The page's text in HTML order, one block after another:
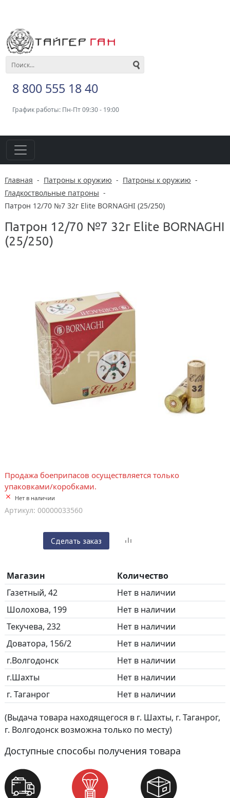
8 800 555 18 40
График работы: Пн-Пт 09:30 - 19:00
Главная - Патроны к оружию - Патроны к оружию -
Гладкоствольные патроны -
Патрон 12/70 №7 32г Elite BORNAGHI (25/250)
Патрон 12/70 №7 32г Elite BORNAGHI
(25/250)
Продажа боеприпасов осуществляется только
упаковками/коробками.
Нет в наличии
Артикул: 00000033560
Сделать заказ
Магазин
Количество
Газетный, 42
Нет в наличии
Шолохова, 199
Нет в наличии
Текучева, 232
Нет в наличии
Доватора, 156/2
Нет в наличии
г.Волгодонск
Нет в наличии
г.Шахты
Нет в наличии
г. Таганрог
Нет в наличии
(Выдача товара находящегося в г. Шахты, г. Таганрог,
г. Волгодонск возможна только по месту)
Доступные способы получения товара